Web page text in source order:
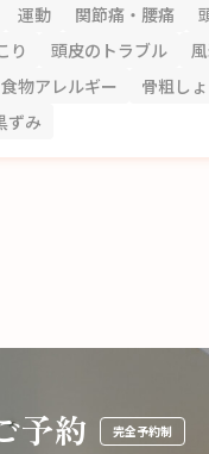
運動 関節痛・腰痛
り
頭皮のトラブル
食物アレルギー
骨粗し
ずみ
予約 完全予約制